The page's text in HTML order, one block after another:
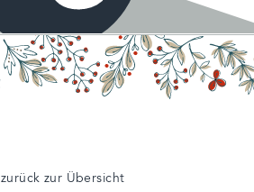
zurück zur Übersicht